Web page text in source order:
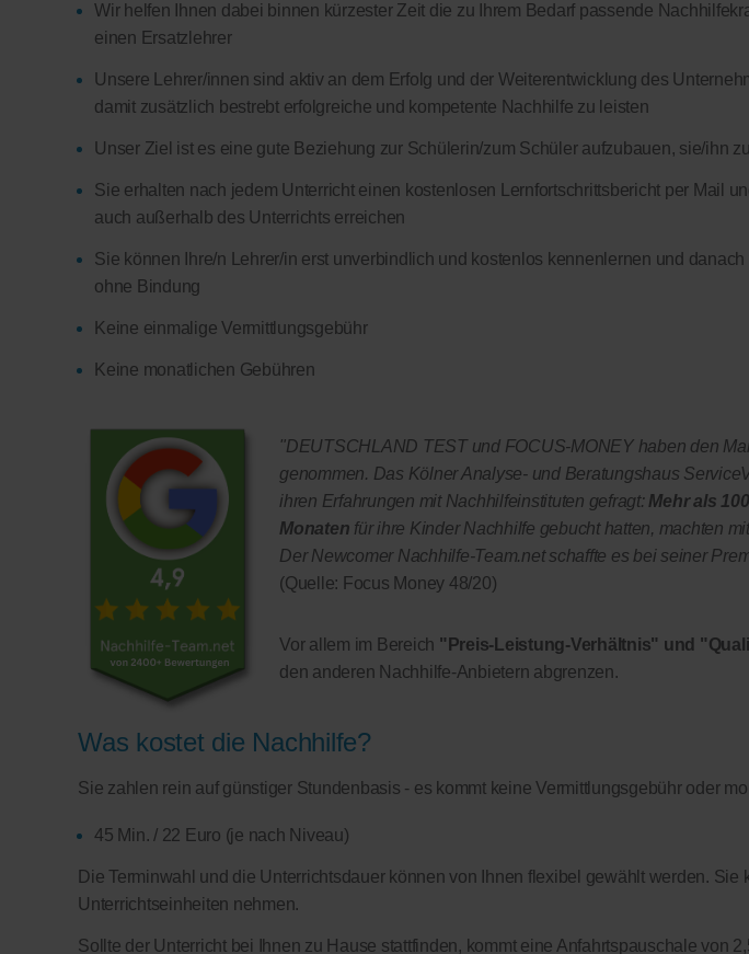
Wir helfen Ihnen dabei binnen kürzester Zeit die zu Ihrem Bedarf passende
einen Ersatzlehrer
Unsere Lehrer/innen sind aktiv an dem Erfolg und der Weiterentwicklung des
damit zusätzlich bestrebt erfolgreiche und kompetente Nachhilfe zu leisten
Unser Ziel ist es eine gute Beziehung zur Schülerin/zum Schüler aufzubauen, sie/ihn
Sie erhalten nach jedem Unterricht einen kostenlosen Lernfortschrittsbericht per Mail
auch außerhalb des Unterrichts erreichen
Sie können Ihre/n Lehrer/in erst unverbindlich und kostenlos kennenlernen und
ohne Bindung
Keine einmalige Vermittlungsgebühr
Keine monatlichen Gebühren
"DEUTSCHLAND TEST und FOCUS-MONEY haben den
genommen. Das Kölner Analyse- und Beratungshaus
ihren Erfahrungen mit Nachhilfeinstituten gefragt: Mehr als
Monaten für ihre Kinder Nachhilfe gebucht hatten, machten
Der Newcomer Nachhilfe-Team.net schaffte es bei seiner
(Quelle: Focus Money 48/20)
Vor allem im Bereich "Preis-Leistung-Verhältnis" und
den anderen Nachhilfe-Anbietern abgrenzen.
Was kostet die Nachhilfe?
Sie zahlen rein auf günstiger Stundenbasis - es kommt keine Vermittlungsgebühr oder
45 Min. / 22 Euro (je nach Niveau)
Die Terminwahl und die Unterrichtsdauer können von Ihnen flexibel gewählt werden. Sie
Unterrichtseinheiten nehmen.
Sollte der Unterricht bei Ihnen zu Hause stattfinden, kommt eine Anfahrtspauschale von